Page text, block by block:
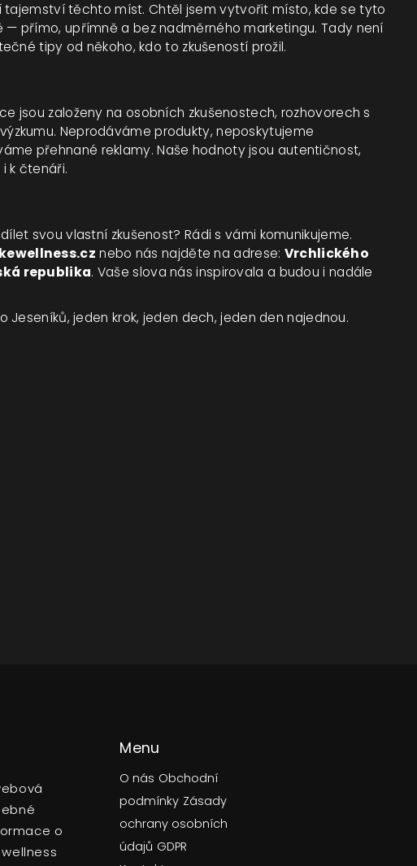
těchto míst. Chtěl jsem vytvořit místo, kde se tyto
přímo, upřímně a bez nadměrného marketingu. Tady není
tipy od někoho, kdo to zkušeností prožil.
jsou založeny na osobních zkušenostech, rozhovorech s
Neprodáváme produkty, neposkytujeme
přehnané reklamy. Naše hodnoty jsou autentičnost,
k čtenáři.
svou vlastní zkušenost? Rádi s vámi komunikujeme.
nebo nás najděte na adrese: Vrchlického
republika. Vaše slova nás inspirovala a budou i nadále
Jeseníků, jeden krok, jeden dech, jeden den najednou.
o
Menu
O nás Obchodní
podmínky Zásady
ochrany osobních
údajů GDPR